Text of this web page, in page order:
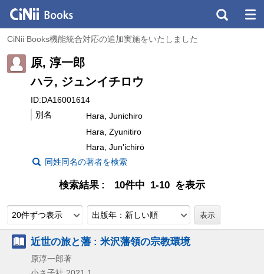
CiNii Books機能統合対応の追加実施をいたしました
原, 淳一郎
ハラ, ジュンイチロウ
ID:DA16001614
別名
Hara, Junichiro
Hara, Zyunitiro
Hara, Jun'ichirō
同姓同名の著者を検索
検索結果 10件中 1-10 を表示
20件ずつ表示 出版年：新しい順
近世の旅と藩 : 米沢藩領の宗教環境
原淳一郎著